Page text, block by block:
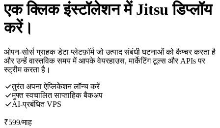
एक क्लिक इंस्टॉलेशन में Jitsu डिप्लॉय
करें।
ओपन-सोर्स ग्राहक डेटा प्लेटफ़ॉर्म जो उत्पाद संबंधी घटनाओं को कैप्चर करता है
और उन्हें वास्तविक समय में आपके वेयरहाउस, मार्केटिंग टूल्स और APIs पर
स्ट्रीम करता है।
तुरंत अपना ऐप्लिकेशन लॉन्च करें
मुफ्त स्वचालित साप्ताहिक बैकअप
AI-प्रबंधित VPS
₹599/माह